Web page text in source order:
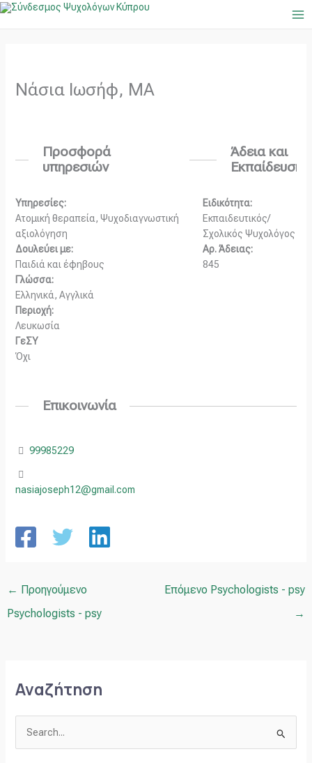
Μετάβαση
Νάσια Ιωσήφ, ΜΑ
Προσφορά
υπηρεσιών
Υπηρεσίες:
Ατομική θεραπεία, Ψυχοδιαγνωστική
αξιολόγηση
Δουλεύει με:
Παιδιά και έφηβους
Γλώσσα:
Ελληνικά, Αγγλικά
Περιοχή:
Λευκωσία
ΓεΣΥ
Όχι
Άδεια και
Εκπαίδευση
Ειδικότητα:
Εκπαιδευτικός/
Σχολικός Ψυχολόγος
Αρ. Άδειας:
845
Επικοινωνία
99985229
nasiajoseph12@gmail.com
← Προηγούμενο
Psychologists - psy
Επόμενο Psychologists - psy
→
Αναζήτηση